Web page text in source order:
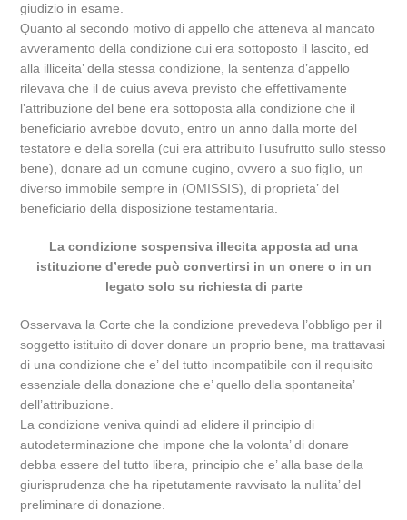
giudizio in esame.
Quanto al secondo motivo di appello che atteneva al mancato
avveramento della condizione cui era sottoposto il lascito, ed
alla illiceita’ della stessa condizione, la sentenza d’appello
rilevava che il de cuius aveva previsto che effettivamente
l’attribuzione del bene era sottoposta alla condizione che il
beneficiario avrebbe dovuto, entro un anno dalla morte del
testatore e della sorella (cui era attribuito l’usufrutto sullo stesso
bene), donare ad un comune cugino, ovvero a suo figlio, un
diverso immobile sempre in (OMISSIS), di proprieta’ del
beneficiario della disposizione testamentaria.
La condizione sospensiva illecita apposta ad una
istituzione d’erede può convertirsi in un onere o in un
legato solo su richiesta di parte
Osservava la Corte che la condizione prevedeva l’obbligo per il
soggetto istituito di dover donare un proprio bene, ma trattavasi
di una condizione che e’ del tutto incompatibile con il requisito
essenziale della donazione che e’ quello della spontaneita’
dell’attribuzione.
La condizione veniva quindi ad elidere il principio di
autodeterminazione che impone che la volonta’ di donare
debba essere del tutto libera, principio che e’ alla base della
giurisprudenza che ha ripetutamente ravvisato la nullita’ del
preliminare di donazione.